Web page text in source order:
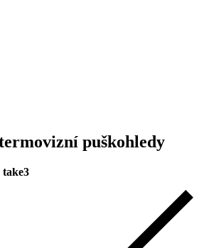
puškohledy
take3